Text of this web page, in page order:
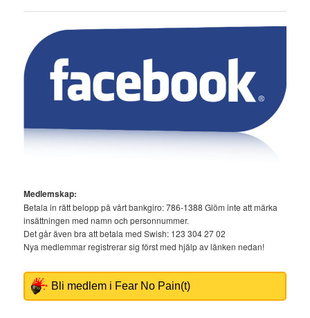
Medlemskap:
Betala in rätt belopp på vårt bankgiro: 786-1388 Glöm inte att märka
insättningen med namn och personnummer.
Det går även bra att betala med Swish: 123 304 27 02
Nya medlemmar registrerar sig först med hjälp av länken nedan!
Bli medlem i Fear No Pain(t)